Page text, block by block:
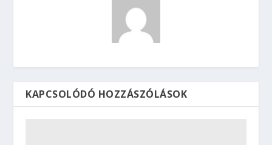
KAPCSOLÓDÓ HOZZÁSZÓLÁSOK